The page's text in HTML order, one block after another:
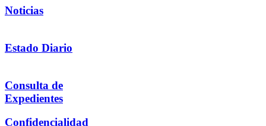
Noticias
Estado Diario
Consulta de
Expedientes
Confidencialidad